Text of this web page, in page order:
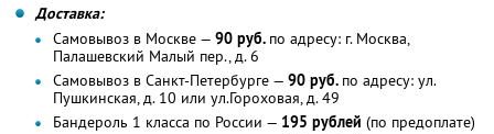
Доставка:
Самовывоз в Москве — 90 руб. по адресу: г. Москва,
Палашевский Малый пер., д. 6
Самовывоз в Санкт-Петербурге — 90 руб. по адресу: ул.
Пушкинская, д. 10 или ул.Гороховая, д. 49
Бандероль 1 класса по России — 195 рублей (по предоплате)